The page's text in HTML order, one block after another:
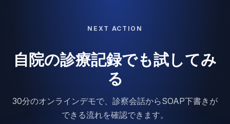
NEXT ACTION
自院の診療記録でも試してみ
る
30分のオンラインデモで、診察会話からSOAP下書きが
できる流れを確認できます。